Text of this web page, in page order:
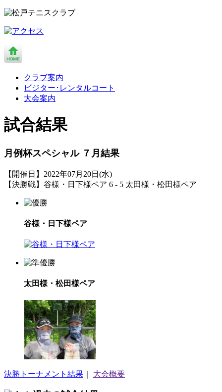
クラブ案内
ビジター･レンタルコート
大会案内
試合結果
月例杯スペシャル ７月結果
【開催日】2022年07月20日(水)
【決勝戦】谷様・日下様ペア 6 - 5 太田様・松田様ペア
谷様・日下様ペア
太田様・松田様ペア
決勝トーナメント結果 大会概要